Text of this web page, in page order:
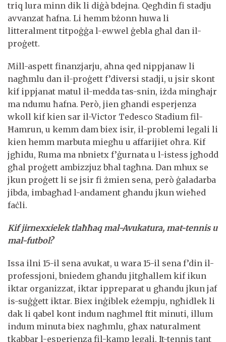
triq lura minn dik li diġà bdejna. Qegħdin fi stadju
avvanzat ħafna. Li hemm bżonn huwa li
litteralment titpoġġa l-ewwel ġebla għal dan il-
proġett.
Mill-aspett finanzjarju, aħna qed nippjanaw li
nagħmlu dan il-proġett f’diversi stadji, u jsir skont
kif ippjanat matul il-medda tas-snin, iżda mingħajr
ma ndumu ħafna. Però, jien għandi esperjenza
wkoll kif kien sar il-Victor Tedesco Stadium fil-
Ħamrun, u kemm dam biex isir, il-problemi legali li
kien hemm marbuta miegħu u affarijiet oħra. Kif
jgħidu, Ruma ma nbnietx f’ġurnata u l-istess jgħodd
għal proġett ambizzjuz bħal tagħna. Dan mhux se
jkun proġett li se jsir fi żmien sena, però ġaladarba
jibda, imbagħad l-andament għandu jkun wieħed
faċli.
Kif jirnexxielek tlaħħaq mal-Avukatura, mat-tennis u
mal-futbol?
Issa ilni 15-il sena avukat, u wara 15-il sena f’din il-
professjoni, bniedem għandu jitgħallem kif ikun
iktar organizzat, iktar ippreparat u għandu jkun jaf
is-suġġett iktar. Biex inġiblek eżempju, ngħidlek li
dak li qabel kont indum nagħmel ftit minuti, illum
indum minuta biex nagħmlu, għax naturalment
tkabbar l-esperjenza fil-kamp legali. It-tennis tant